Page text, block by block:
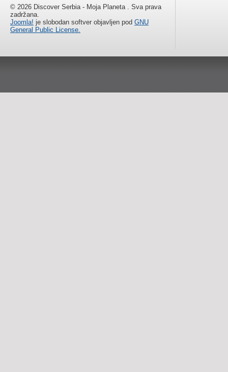
© 2026 Discover Serbia - Moja Planeta . Sva prava
zadržana.
Joomla! je slobodan softver objavljen pod GNU
General Public License.